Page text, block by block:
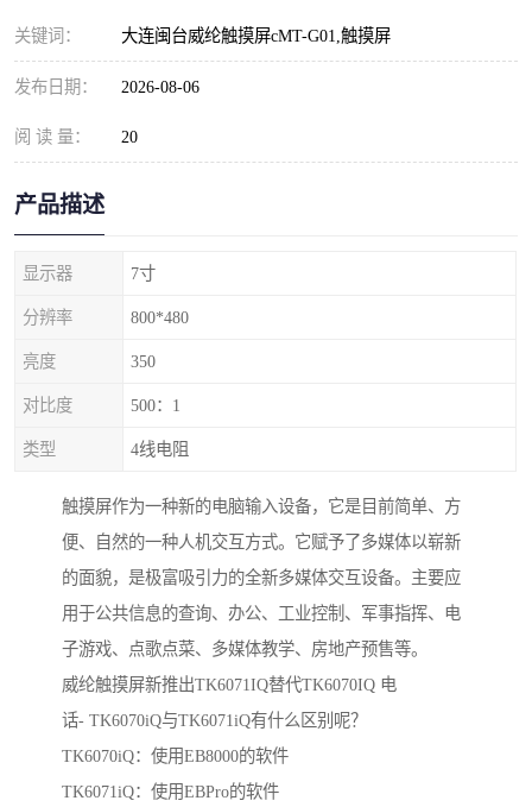
关键词： 大连闽台威纶触摸屏cMT-G01,触摸屏
发布日期： 2026-08-06
阅 读 量： 20
产品描述
显示器 7寸
分辨率 800*480
亮度 350
对比度 500：1
类型 4线电阻
触摸屏作为一种新的电脑输入设备，它是目前简单、方
便、自然的一种人机交互方式。它赋予了多媒体以崭新
的面貌，是极富吸引力的全新多媒体交互设备。主要应
用于公共信息的查询、办公、工业控制、军事指挥、电
子游戏、点歌点菜、多媒体教学、房地产预售等。
威纶触摸屏新推出TK6071IQ替代TK6070IQ 电
话- TK6070iQ与TK6071iQ有什么区别呢？
TK6070iQ：使用EB8000的软件
TK6071iQ：使用EBPro的软件